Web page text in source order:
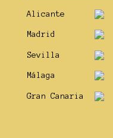
Alicante
Madrid
Sevilla
Málaga
Gran Canaria